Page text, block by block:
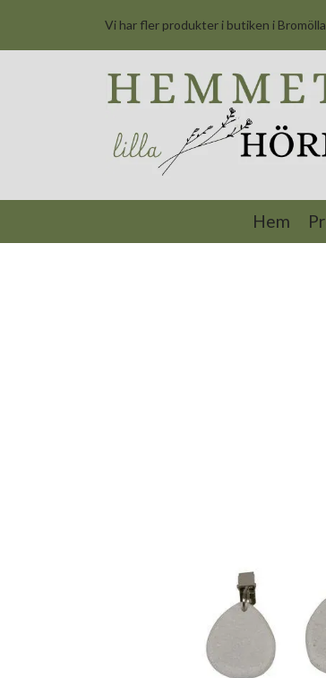
Vi har fler produkter i butiken i
Hem